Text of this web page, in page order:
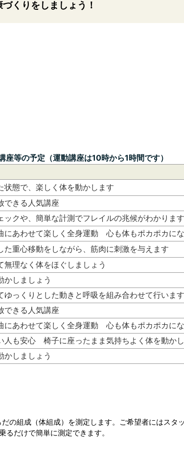
くりをしましょう！
等の予定（運動講座は10時から1時間です）
状態で、楽しく体を動かします
できる人気講座
ックや、簡単な計測でフレイルの兆候がわかります
にあわせて楽しく全身運動 心も体もポカポカに
た重心移動をしながら、筋肉に刺激を与えます
無理なく体をほぐしましょう
かしましょう
ゆっくりとした動きと呼吸を組み合わせて行います
できる人気講座
にあわせて楽しく全身運動 心も体もポカポカに
人も安心 椅子に座ったまま気持ちよく体を動か
かしましょう
の組成（体組成）を測定します。ご希望者にはスタ
だけで簡単に測定できます。